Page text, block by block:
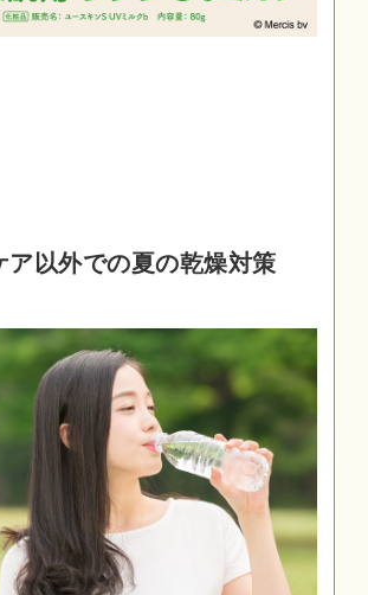
ア以外での夏の乾燥対策